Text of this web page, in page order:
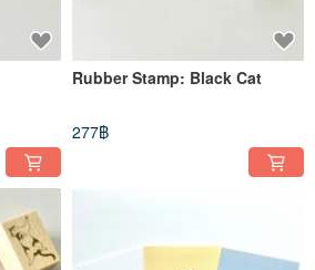
Rubber Stamp: Black Cat
277฿